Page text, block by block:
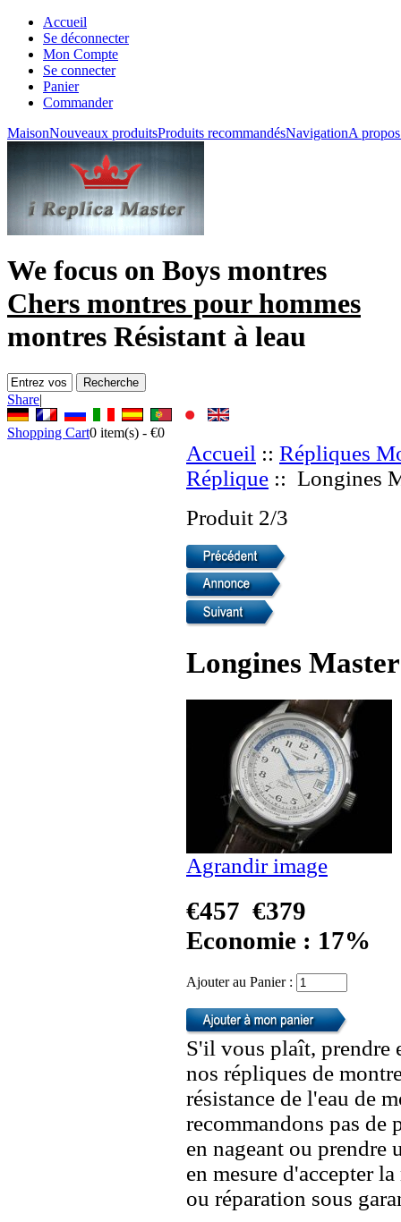
Accueil
Se déconnecter
Mon Compte
Se connecter
Panier
Commander
MaisonNouveaux produitsProduits recommandésNavigationA
We focus on Boys montres
Chers montres pour hommes
montres Résistant à leau
Share|
Shopping Cart0 item(s) - €0
Accueil :: Répliques
Réplique :: Longines
Produit 2/3
Longines
Agrandir image
€457 €379
Economie : 17%
Ajouter au Panier :
S'il vous plaît, prendre
nos répliques de
résistance de l'eau de
recommandons pas de
en nageant ou prendre
en mesure d'accepter
ou réparation sous